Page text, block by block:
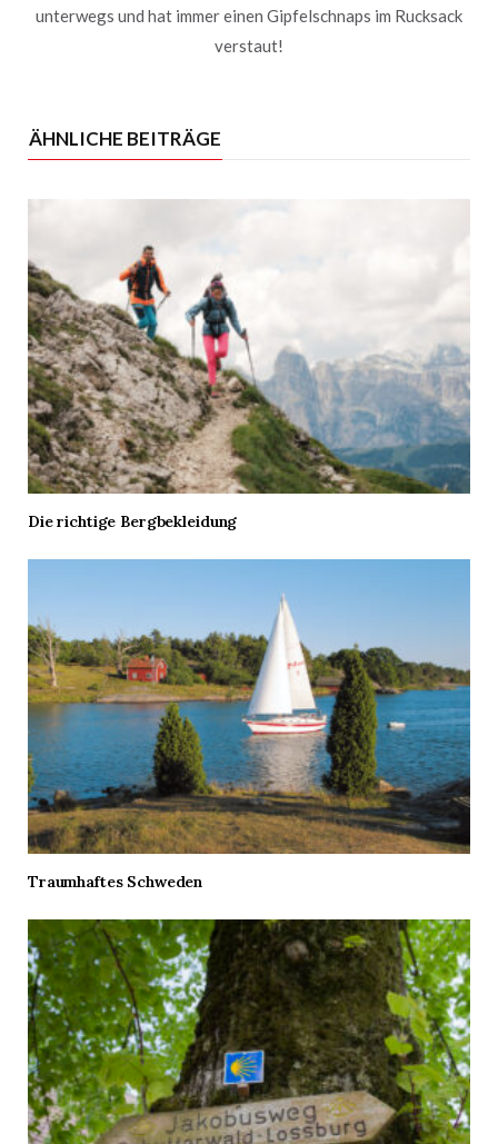
unterwegs und hat immer einen Gipfelschnaps im Rucksack
verstaut!
ÄHNLICHE BEITRÄGE
Die richtige Bergbekleidung
Traumhaftes Schweden